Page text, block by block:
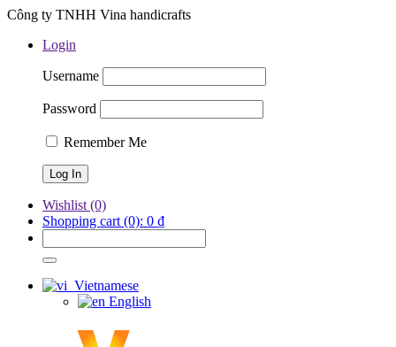
Công ty TNHH Vina handicrafts
Login
Username
Password
Remember Me
Wishlist (0)
Shopping cart (0): 0 ₫
Vietnamese
English